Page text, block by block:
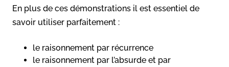
En plus de ces démonstrations il est essentiel de
savoir utiliser parfaitement :
le raisonnement par récurrence
le raisonnement par l’absurde et par